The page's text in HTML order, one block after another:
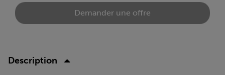
Demander une offre
Description